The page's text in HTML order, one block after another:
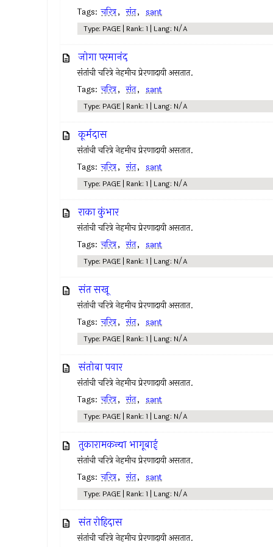
Tags: चरित्र, संत, sant
Type: PAGE | Rank: 1 | Lang: N/A
जोगा परमानंद
संतांची चरित्रे नेहमीच प्रेरणादायी असतात.
Tags: चरित्र, संत, sant
Type: PAGE | Rank: 1 | Lang: N/A
कूर्मदास
संतांची चरित्रे नेहमीच प्रेरणादायी असतात.
Tags: चरित्र, संत, sant
Type: PAGE | Rank: 1 | Lang: N/A
राका कुंभार
संतांची चरित्रे नेहमीच प्रेरणादायी असतात.
Tags: चरित्र, संत, sant
Type: PAGE | Rank: 1 | Lang: N/A
संत सखू
संतांची चरित्रे नेहमीच प्रेरणादायी असतात.
Tags: चरित्र, संत, sant
Type: PAGE | Rank: 1 | Lang: N/A
संतोबा पवार
संतांची चरित्रे नेहमीच प्रेरणादायी असतात.
Tags: चरित्र, संत, sant
Type: PAGE | Rank: 1 | Lang: N/A
तुकारामकन्या भागूबाई
संतांची चरित्रे नेहमीच प्रेरणादायी असतात.
Tags: चरित्र, संत, sant
Type: PAGE | Rank: 1 | Lang: N/A
संत रोहिदास
संतांची चरित्रे नेहमीच प्रेरणादायी असतात.